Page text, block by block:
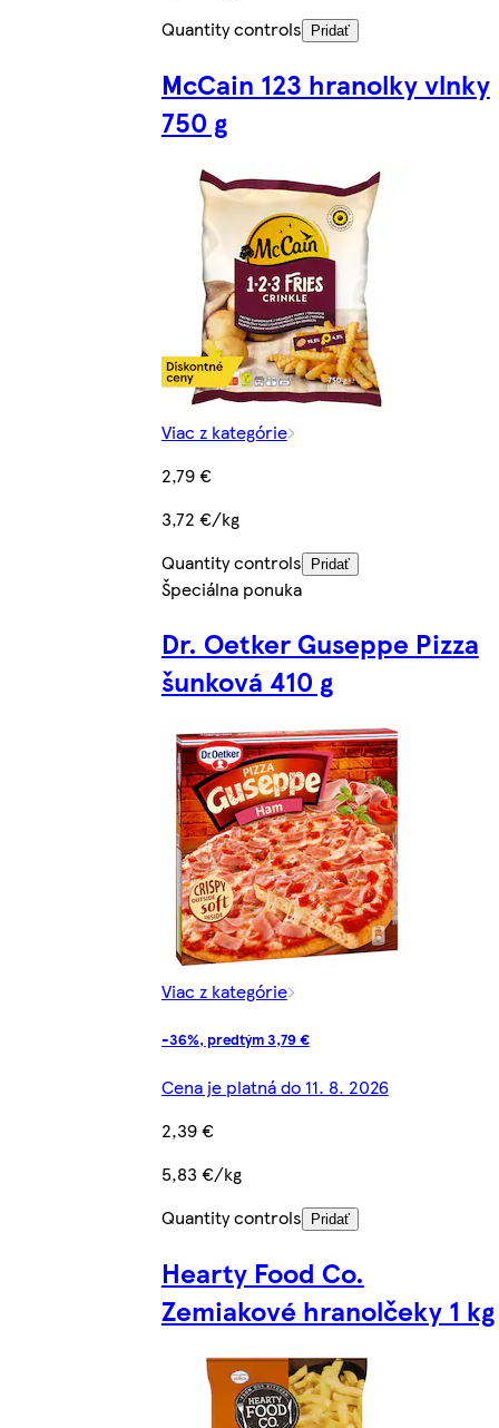
Quantity controls
Pridať
McCain 123 hranolky vlnky
750 g
Viac z kategórie
2,79 €
3,72 €/kg
Quantity controls
Pridať
Špeciálna ponuka
Dr. Oetker Guseppe Pizza
šunková 410 g
Viac z kategórie
-36%, predtým 3,79 €
Cena je platná do 11. 8. 2026
2,39 €
5,83 €/kg
Quantity controls
Pridať
Hearty Food Co.
Zemiakové hranolčeky 1 kg